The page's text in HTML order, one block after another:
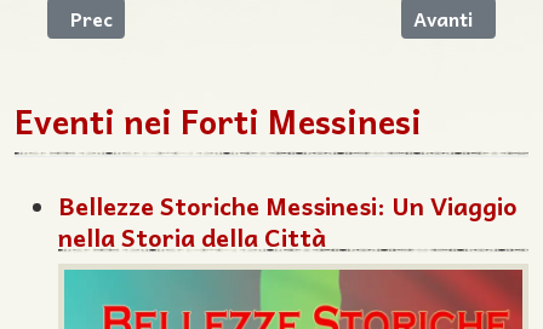
Articolo precedente: "Sulle tracce dei Normanni"
Prec Articolo
Avanti
Eventi nei Forti Messinesi
Bellezze Storiche Messinesi: Un Viaggio
nella Storia della Città